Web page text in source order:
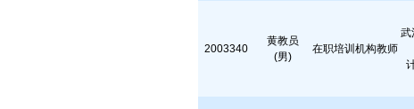
2003340
黄教员
(男)
在职培训机构教师
武